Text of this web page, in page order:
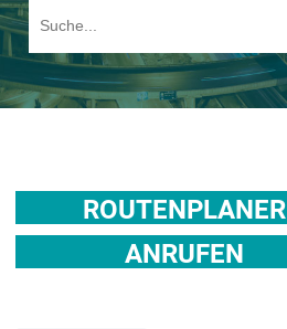
ROUTENPLANER
ANRUFEN